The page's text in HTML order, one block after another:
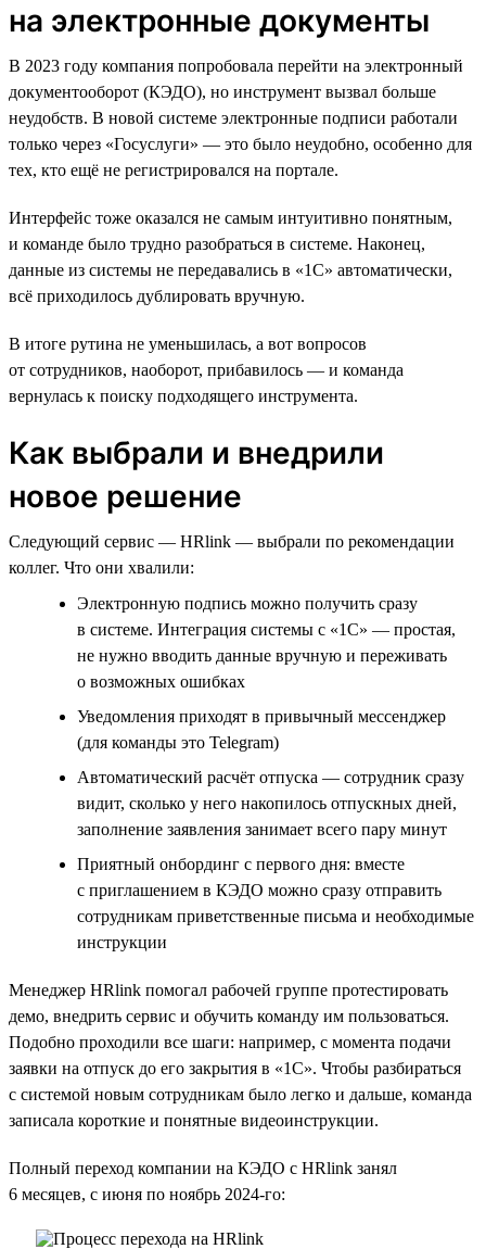
на электронные документы
В 2023 году компания попробовала перейти на электронный
документооборот (КЭДО), но инструмент вызвал больше
неудобств. В новой системе электронные подписи работали
только через «Госуслуги» — это было неудобно, особенно для
тех, кто ещё не регистрировался на портале.
Интерфейс тоже оказался не самым интуитивно понятным,
и команде было трудно разобраться в системе. Наконец,
данные из системы не передавались в «1С» автоматически,
всё приходилось дублировать вручную.
В итоге рутина не уменьшилась, а вот вопросов
от сотрудников, наоборот, прибавилось — и команда
вернулась к поиску подходящего инструмента.
Как выбрали и внедрили
новое решение
Следующий сервис — HRlink — выбрали по рекомендации
коллег. Что они хвалили:
Электронную подпись можно получить сразу
в системе. Интеграция системы с «1С» — простая,
не нужно вводить данные вручную и переживать
о возможных ошибках
Уведомления приходят в привычный мессенджер
(для команды это Telegram)
Автоматический расчёт отпуска — сотрудник сразу
видит, сколько у него накопилось отпускных дней,
заполнение заявления занимает всего пару минут
Приятный онбординг с первого дня: вместе
с приглашением в КЭДО можно сразу отправить
сотрудникам приветственные письма и необходимые
инструкции
Менеджер HRlink помогал рабочей группе протестировать
демо, внедрить сервис и обучить команду им пользоваться.
Подобно проходили все шаги: например, с момента подачи
заявки на отпуск до его закрытия в «1С». Чтобы разбираться
с системой новым сотрудникам было легко и дальше, команда
записала короткие и понятные видеоинструкции.
Полный переход компании на КЭДО с HRlink занял
6 месяцев, с июня по ноябрь 2024-го: